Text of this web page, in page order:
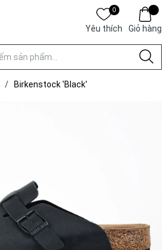
0
Yêu thích Giỏ hàng
/ Birkenstock 'Black'